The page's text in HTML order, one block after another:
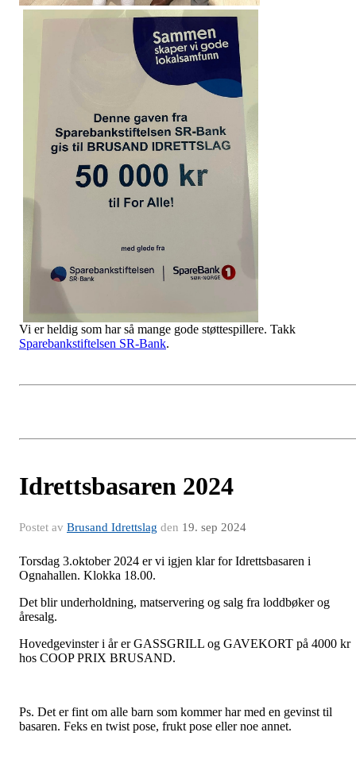
Vi er heldig som har så mange gode støttespillere. Takk
Sparebankstiftelsen SR-Bank.
Idrettsbasaren 2024
Postet av Brusand Idrettslag den 19. sep 2024
Torsdag 3.oktober 2024 er vi igjen klar for Idrettsbasaren i
Ognahallen. Klokka 18.00.
Det blir underholdning, matservering og salg fra loddbøker og
åresalg.
Hovedgevinster i år er GASSGRILL og GAVEKORT på 4000 kr
hos COOP PRIX BRUSAND.
Ps. Det er fint om alle barn som kommer har med en gevinst til
basaren. Feks en twist pose, frukt pose eller noe annet.